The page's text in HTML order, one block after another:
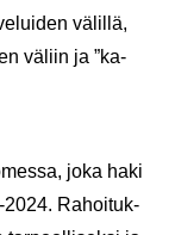
vä­lil­lä,
vä­liin ja ”ka­
joka haki
2024. Ra­hoi­tuk­